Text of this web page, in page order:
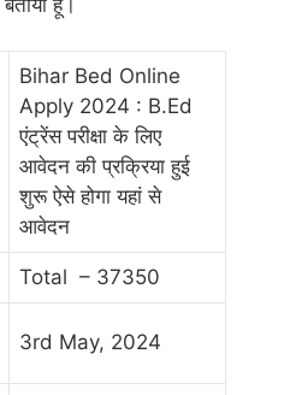
Bihar Bed Online
Apply 2024 : B.Ed
एंट्रेंस परीक्षा के लिए
आवेदन की प्रक्रिया हुई
शुरू ऐसे होगा यहां से
आवेदन
Total – 37350
3rd May, 2024